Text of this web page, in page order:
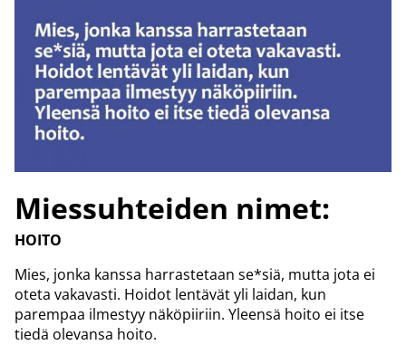
Miessuhteiden nimet:
HOITO
Mies, jonka kanssa harrastetaan se*siä, mutta jota ei
oteta vakavasti. Hoidot lentävät yli laidan, kun
parempaa ilmestyy näköpiiriin. Yleensä hoito ei itse
tiedä olevansa hoito.